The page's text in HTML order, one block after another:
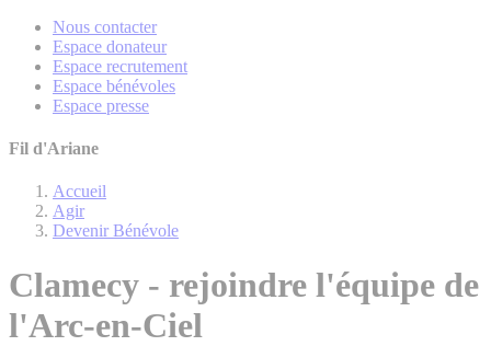
Nous contacter
Espace donateur
Espace recrutement
Espace bénévoles
Espace presse
Fil d'Ariane
Accueil
Agir
Devenir Bénévole
Clamecy - rejoindre l'équipe de
l'Arc-en-Ciel